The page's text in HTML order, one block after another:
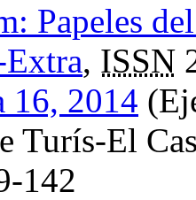
Papeles
, ISSN
16, 2014
Turís-El
142